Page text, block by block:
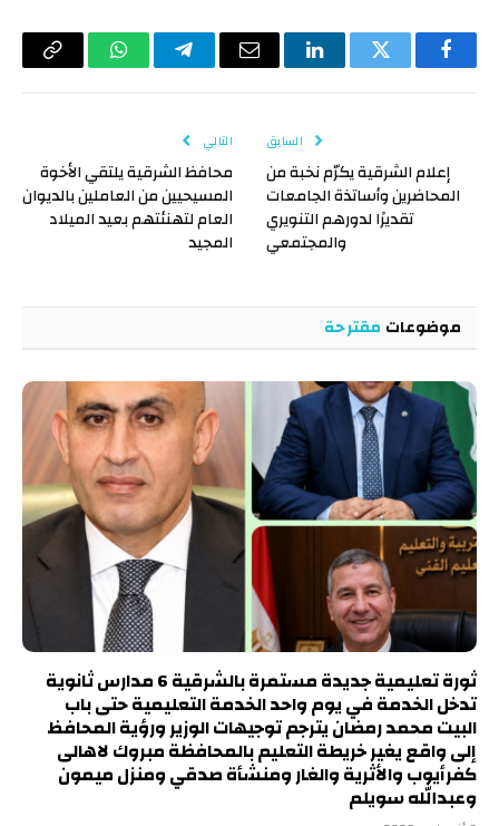
فيسبوكتويتر لينكدإن البريد
تيلقرام واتسابCopy
السابق
إعلام الشرقية يكرّم نخبة من
المحاضرين وأساتذة الجامعات
تقديرًا لدورهم التنويري
والمجتمعي
التالي
محافظ الشرقية يلتقي الأخوة
المسيحيين من العاملين بالديوان
العام لتهنئتهم بعيد الميلاد
المجيد
موضوعات مقترحة
ثورة تعليمية جديدة مستمرة بالشرقية 6 مدارس ثانوية
تدخل الخدمة في يوم واحد الخدمة التعليمية حتى باب
البيت محمد رمضان يترجم توجيهات الوزير ورؤية المحافظ
إلى واقع يغير خريطة التعليم بالمحافظة مبروك لاهالى
كفرأيوب والأثرية والغار ومنشأة صدقي ومنزل ميمون
وعبدالله سويلم